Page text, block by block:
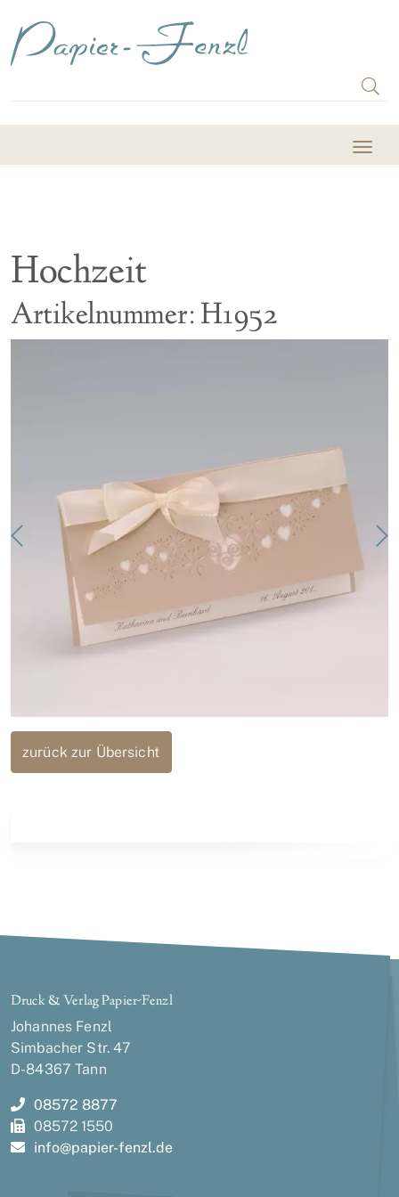
Hochzeit
Artikelnummer: H1952
zurück zur Übersicht
Druck & Verlag Papier-Fenzl
Johannes Fenzl
Simbacher Str. 47
D-84367 Tann
08572 8877
08572 1550
info@papier-fenzl.de